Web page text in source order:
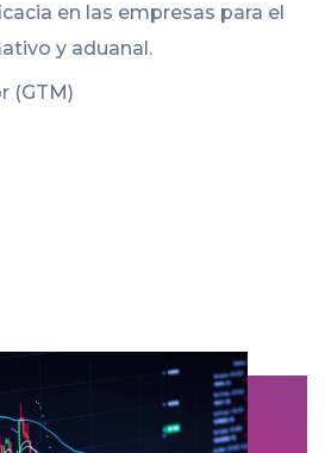
en las empresas para el
y aduanal.
(GTM)